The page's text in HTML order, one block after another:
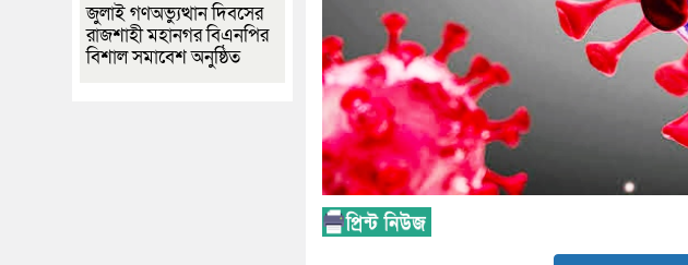
জুলাই গণঅভ্যুত্থান দিবসের
রাজশাহী মহানগর বিএনপির
বিশাল সমাবেশ অনুষ্ঠিত